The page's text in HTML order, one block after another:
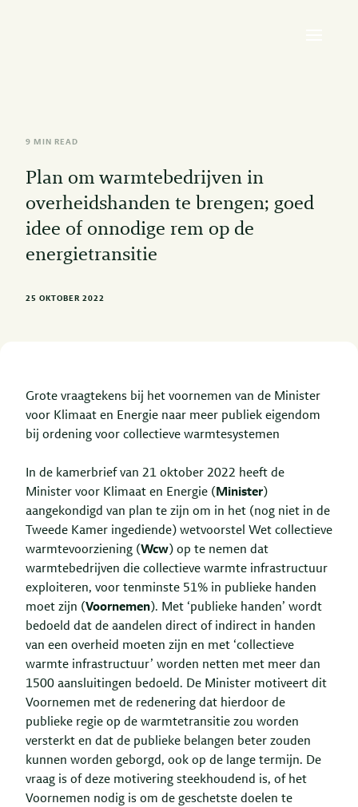
9 MIN READ
Plan om warmtebedrijven in
overheidshanden te brengen; goed
idee of onnodige rem op de
energietransitie
25 OKTOBER 2022
Grote vraagtekens bij het voornemen van de Minister
voor Klimaat en Energie naar meer publiek eigendom
bij ordening voor collectieve warmtesystemen
In de kamerbrief van 21 oktober 2022 heeft de
Minister voor Klimaat en Energie (Minister)
aangekondigd van plan te zijn om in het (nog niet in de
Tweede Kamer ingediende) wetvoorstel Wet collectieve
warmtevoorziening (Wcw) op te nemen dat
warmtebedrijven die collectieve warmte infrastructuur
exploiteren, voor tenminste 51% in publieke handen
moet zijn (Voornemen). Met ‘publieke handen’ wordt
bedoeld dat de aandelen direct of indirect in handen
van een overheid moeten zijn en met ‘collectieve
warmte infrastructuur’ worden netten met meer dan
1500 aansluitingen bedoeld. De Minister motiveert dit
Voornemen met de redenering dat hierdoor de
publieke regie op de warmtetransitie zou worden
versterkt en dat de publieke belangen beter zouden
kunnen worden geborgd, ook op de lange termijn. De
vraag is of deze motivering steekhoudend is, of het
Voornemen nodig is om de geschetste doelen te